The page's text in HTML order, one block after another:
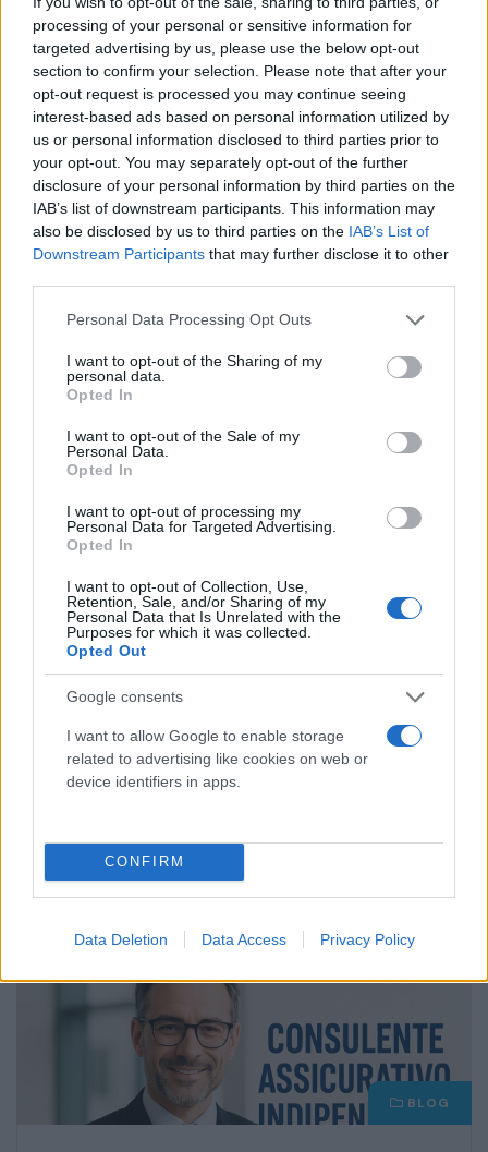
processing of your personal or sensitive information for
targeted advertising by us, please use the below opt-out
section to confirm your selection. Please note that after your
opt-out request is processed you may continue seeing
interest-based ads based on personal information utilized by
us or personal information disclosed to third parties prior to
your opt-out. You may separately opt-out of the further
disclosure of your personal information by third parties on the
IAB’s list of downstream participants. This information may
also be disclosed by us to third parties on the IAB’s List of
Downstream Participants that may further disclose it to other
Please note that this website/app uses one or more Google
not limited to your visit or usage behaviour. You may click to
grant or deny consent to Google and its third-party tags to
use your data for below specified purposes in below Google
consent section.
Personal Data Processing Opt Outs
I want to opt-out of the Sharing of my
personal data.
Opted In
I want to opt-out of the Sale of my
Personal Data.
Opted In
I want to opt-out of processing my
Personal Data for Targeted Advertising.
Opted In
I want to opt-out of Collection, Use,
Retention, Sale, and/or Sharing of my
Personal Data that Is Unrelated with the
Purposes for which it was collected.
Opted Out
Google consents
I want to allow Google to enable storage
related to advertising like cookies on web or
device identifiers in apps.
CONFIRM
Data Deletion Data Access Privacy Policy
mer 10 giugno
Metodo Live is Life: la consulenza
che mette al centro ciò che
conta davvero
Quando si parla di assicurazioni, molte
persone pensano immediatamente a una
polizza. Ma una polizza,...
Continua
BLOG
ven 25 luglio 2025
RC Professionale per Odontoiatri:
Nuove Norme, Copertura
Estetica e la Soluzione
Assicurativa Completa
Con l’entrata in vigore dei decreti attuativi
Continua
BLOG